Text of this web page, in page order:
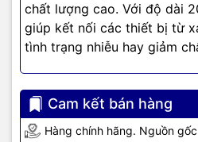
chất lượng cao. Với độ dài
giúp kết nối các thiết bị từ
tình trạng nhiễu hay giảm
Cam kết bán hàng
Hàng chính hãng. Nguồn
Sản Phẩm Chủ
Giắc Chuyển Đổi
VegGieg cung cấp các loại giắc
chuyển HDMI, USB, VGA, đến giắc
giắc chuyển khác. Những sản